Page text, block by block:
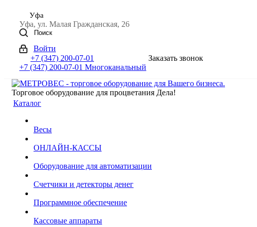
Уфа
Уфа, ул. Малая Гражданская, 26
Поиск
Войти
+7 (347) 200-07-01
+7 (347) 200-07-01 Многоканальный
Заказать звонок
Торговое оборудование для процветания Дела!
Каталог
Весы
ОНЛАЙН-КАССЫ
Оборудование для автоматизации
Счетчики и детекторы денег
Программное обеспечение
Кассовые аппараты